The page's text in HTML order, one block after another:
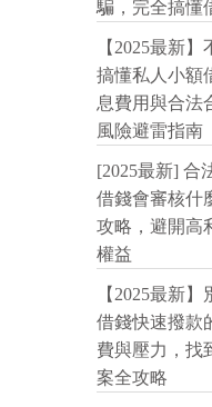
騙，完全搞懂
【2025最新
搞懂私人小額
息費用與合法
風險避雷指南
[2025最新] 合
借錢會審核什
攻略，避開高
權益
【2025最新
借錢快速撥款
費與壓力，找
案全攻略